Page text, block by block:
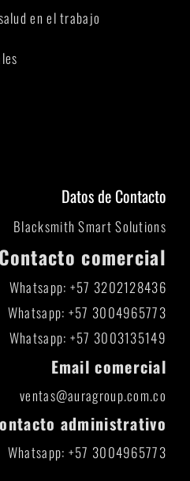
en el trabajo
Datos de Contacto
Blacksmith Smart Solutions
Contacto comercial
Whatsapp: +57 3202128436
Whatsapp: +57 3004965773
Whatsapp: +57 3003135149
Email comercial
ventas@auragroup.com.co
administrativo
Whatsapp: +57 3004965773